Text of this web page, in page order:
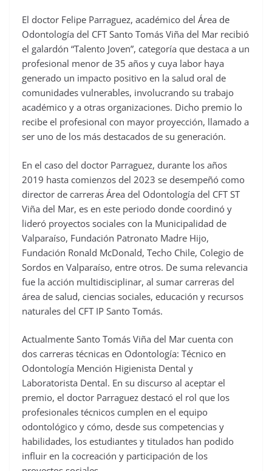
El doctor Felipe Parraguez, académico del Área de
Odontología del CFT Santo Tomás Viña del Mar recibió
el galardón “Talento Joven”, categoría que destaca a un
profesional menor de 35 años y cuya labor haya
generado un impacto positivo en la salud oral de
comunidades vulnerables, involucrando su trabajo
académico y a otras organizaciones. Dicho premio lo
recibe el profesional con mayor proyección, llamado a
ser uno de los más destacados de su generación.
En el caso del doctor Parraguez, durante los años
2019 hasta comienzos del 2023 se desempeñó como
director de carreras Área del Odontología del CFT ST
Viña del Mar, es en este periodo donde coordinó y
lideró proyectos sociales con la Municipalidad de
Valparaíso, Fundación Patronato Madre Hijo,
Fundación Ronald McDonald, Techo Chile, Colegio de
Sordos en Valparaíso, entre otros. De suma relevancia
fue la acción multidisciplinar, al sumar carreras del
área de salud, ciencias sociales, educación y recursos
naturales del CFT IP Santo Tomás.
Actualmente Santo Tomás Viña del Mar cuenta con
dos carreras técnicas en Odontología: Técnico en
Odontología Mención Higienista Dental y
Laboratorista Dental. En su discurso al aceptar el
premio, el doctor Parraguez destacó el rol que los
profesionales técnicos cumplen en el equipo
odontológico y cómo, desde sus competencias y
habilidades, los estudiantes y titulados han podido
influir en la cocreación y participación de los